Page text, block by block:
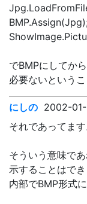
でBMPにしてか
必要ないという
にしの 2002-
それであってます
そういう意味で
示することはでき
内部でBMP形式